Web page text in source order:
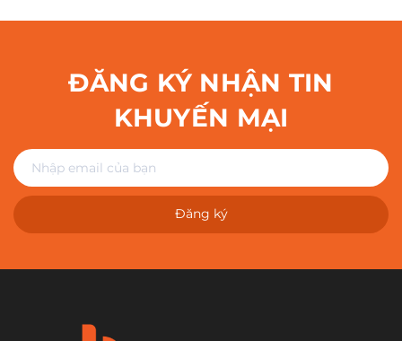
ĐĂNG KÝ NHẬN TIN
KHUYẾN MẠI
Đăng ký